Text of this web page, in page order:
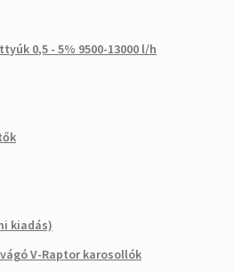
0,5 - 5% 9500-13000 l/h
kiadás)
V-Raptor karosollók